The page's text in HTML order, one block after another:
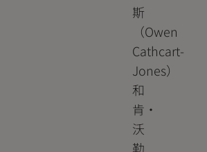
斯
（Owen
Cathcart-
Jones）
和
肯・
沃
勒